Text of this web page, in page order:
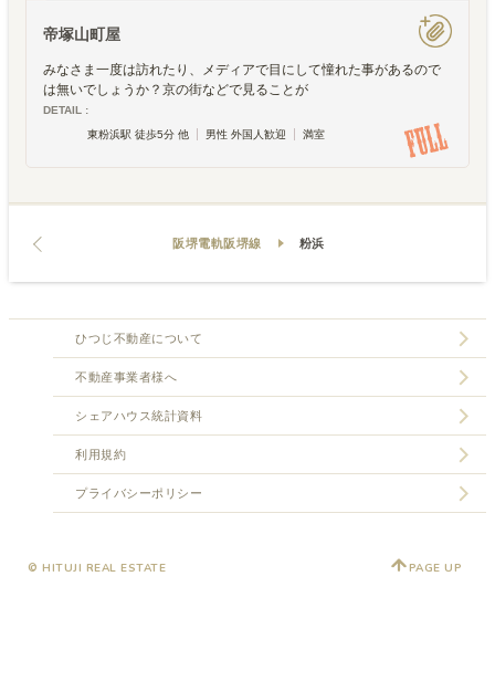
帝塚山町屋
みなさま一度は訪れたり、メディアで目にして憧れた事があるので
は無いでしょうか？京の街などで見ることが
DETAIL :
東粉浜駅 徒歩5分 他
男性 外国人歓迎 満室
阪堺電軌阪堺線 粉浜
ひつじ不動産について
不動産事業者様へ
シェアハウス統計資料
利用規約
プライバシーポリシー
© HITUJI REAL ESTATE PAGE UP